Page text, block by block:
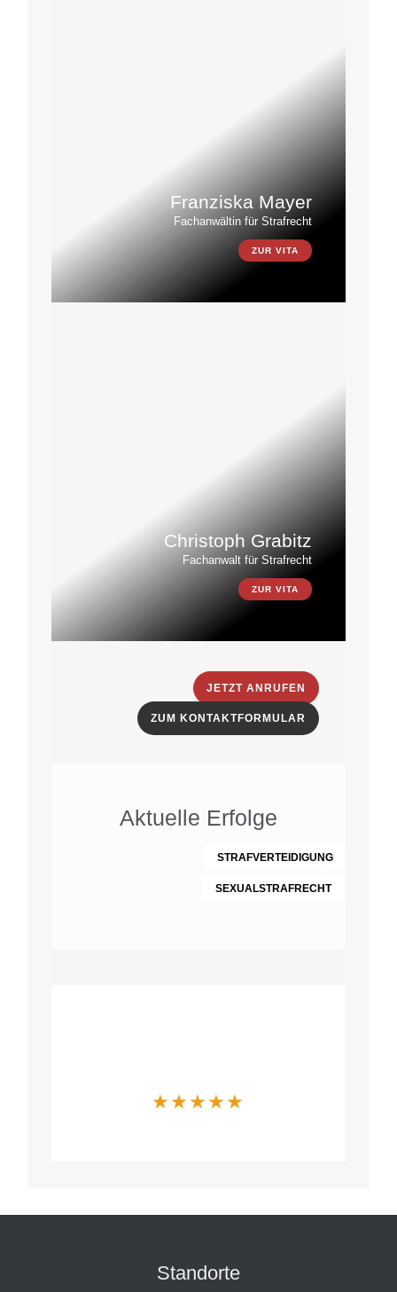
Franziska Mayer
Fachanwältin für Strafrecht
ZUR VITA
Christoph Grabitz
Fachanwalt für Strafrecht
ZUR VITA
JETZT ANRUFEN
ZUM KONTAKTFORMULAR
Aktuelle Erfolge
STRAFVERTEIDIGUNG
SEXUALSTRAFRECHT
★★★★★
Standorte